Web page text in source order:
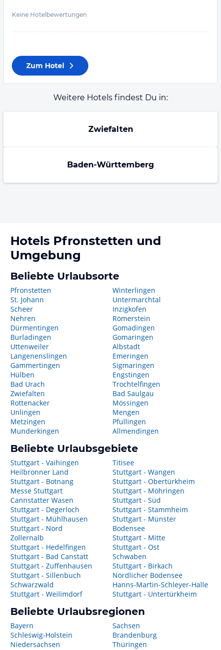
Keine Hotelbewertungen
Zum Hotel
Weitere Hotels findest Du in:
Zwiefalten
Baden-Württemberg
Hotels Pfronstetten und
Umgebung
Beliebte Urlaubsorte
Pfronstetten
St. Johann
Scheer
Nehren
Dürmentingen
Burladingen
Uttenweiler
Langenenslingen
Gammertingen
Hülben
Bad Urach
Zwiefalten
Rottenacker
Unlingen
Metzingen
Munderkingen
Winterlingen
Untermarchtal
Inzigkofen
Römerstein
Gomadingen
Gomaringen
Albstadt
Emeringen
Sigmaringen
Engstingen
Trochtelfingen
Bad Saulgau
Mössingen
Mengen
Pfullingen
Allmendingen
Beliebte Urlaubsgebiete
Stuttgart - Vaihingen
Heilbronner Land
Stuttgart - Botnang
Messe Stuttgart
Cannstatter Wasen
Stuttgart - Degerloch
Stuttgart - Mühlhausen
Stuttgart - Nord
Zollernalb
Stuttgart - Hedelfingen
Stuttgart - Bad Canstatt
Stuttgart - Zuffenhausen
Stuttgart - Sillenbuch
Schwarzwald
Stuttgart - Weilimdorf
Titisee
Stuttgart - Wangen
Stuttgart - Obertürkheim
Stuttgart - Möhringen
Stuttgart - Süd
Stuttgart - Stammheim
Stuttgart - Münster
Bodensee
Stuttgart - Mitte
Stuttgart - Ost
Schwaben
Stuttgart - Birkach
Nördlicher Bodensee
Hanns-Martin-Schleyer-Halle
Stuttgart - Untertürkheim
Beliebte Urlaubsregionen
Bayern
Schleswig-Holstein
Niedersachsen
Sachsen
Brandenburg
Thüringen